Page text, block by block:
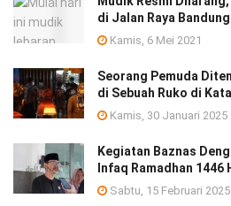
di Jalan Raya
Kamis, 6 Mei 2021
Seorang Pemuda
di Sebuah Ruko di
Kamis, 30 Januari 2025
Kegiatan Baznas
Infaq Ramadhan
Sabtu, 15 Februari 2025